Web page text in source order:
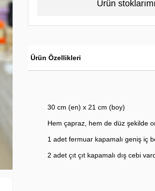
Ürün
Ürün Özellikleri
30 cm (en) x 21 cm (boy)
Hem çapraz, hem de düz şekilde
1 adet fermuar kapamalı geniş iç
2 adet çıt çıt kapamalı dış cebi